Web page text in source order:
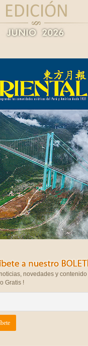
novedades y contenido
Gratis !